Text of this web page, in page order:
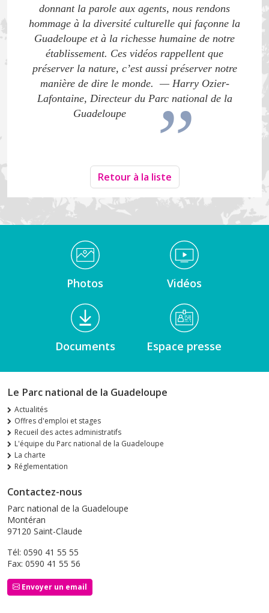
donnant la parole aux agents, nous rendons
hommage à la diversité culturelle qui façonne la
Guadeloupe et à la richesse humaine de notre
établissement. Ces vidéos rappellent que
préserver la nature, c’est aussi préserver notre
manière de dire le monde. —Harry Ozier-
Lafontaine, Directeur du Parc national de la
Guadeloupe
Retour à la liste
Médiathèque Footer
Photos Vidéos
Documents Espace presse
Le Parc national de la Guadeloupe
Actualités
Offres d'emploi et stages
Recueil des actes administratifs
L'équipe du Parc national de la Guadeloupe
La charte
Réglementation
Contactez-nous
Parc national de la Guadeloupe
Montéran
97120 Saint-Claude
Tél: 0590 41 55 55
Fax: 0590 41 55 56
Envoyer un email